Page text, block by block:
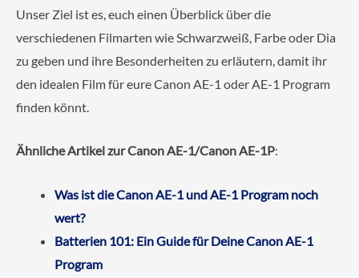
Unser Ziel ist es, euch einen Überblick über die
verschiedenen Filmarten wie Schwarzweiß, Farbe oder Dia
zu geben und ihre Besonderheiten zu erläutern, damit ihr
den idealen Film für eure Canon AE-1 oder AE-1 Program
finden könnt.
Ähnliche Artikel zur Canon AE-1/Canon AE-1P:
Was ist die Canon AE-1 und AE-1 Program noch
wert?
Batterien 101: Ein Guide für Deine Canon AE-1
Program